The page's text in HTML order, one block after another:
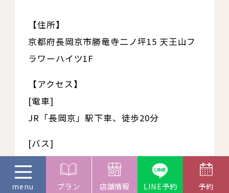
【住所】
京都府長岡京市勝竜寺二ノ坪15 天王山フ
ラワーハイツ1F
【アクセス】
[電車]
JR「長岡京」駅下車、徒歩20分
[バス]
阪急バス「落合橋」下車、徒歩すぐ
【営業時間】
プラン 店舗情報 LINE予約 予約